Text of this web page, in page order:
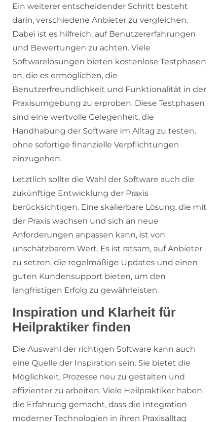
Ein weiterer entscheidender Schritt besteht
darin, verschiedene Anbieter zu vergleichen.
Dabei ist es hilfreich, auf Benutzererfahrungen
und Bewertungen zu achten. Viele
Softwarelösungen bieten kostenlose Testphasen
an, die es ermöglichen, die
Benutzerfreundlichkeit und Funktionalität in der
Praxisumgebung zu erproben. Diese Testphasen
sind eine wertvolle Gelegenheit, die
Handhabung der Software im Alltag zu testen,
ohne sofortige finanzielle Verpflichtungen
einzugehen.
Letztlich sollte die Wahl der Software auch die
zukünftige Entwicklung der Praxis
berücksichtigen. Eine skalierbare Lösung, die mit
der Praxis wachsen und sich an neue
Anforderungen anpassen kann, ist von
unschätzbarem Wert. Es ist ratsam, auf Anbieter
zu setzen, die regelmäßige Updates und einen
guten Kundensupport bieten, um den
langfristigen Erfolg zu gewährleisten.
Inspiration und Klarheit für
Heilpraktiker finden
Die Auswahl der richtigen Software kann auch
eine Quelle der Inspiration sein. Sie bietet die
Möglichkeit, Prozesse neu zu gestalten und
effizienter zu arbeiten. Viele Heilpraktiker haben
die Erfahrung gemacht, dass die Integration
moderner Technologien in ihren Praxisalltag